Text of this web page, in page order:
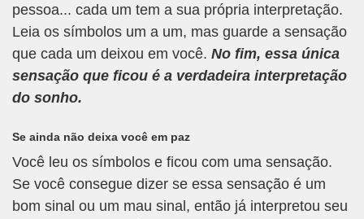
pessoa... cada um tem a sua própria interpretação.
Leia os símbolos um a um, mas guarde a sensação
que cada um deixou em você. No fim, essa única
sensação que ficou é a verdadeira interpretação
do sonho.
Se ainda não deixa você em paz
Você leu os símbolos e ficou com uma sensação.
Se você consegue dizer se essa sensação é um
bom sinal ou um mau sinal, então já interpretou seu